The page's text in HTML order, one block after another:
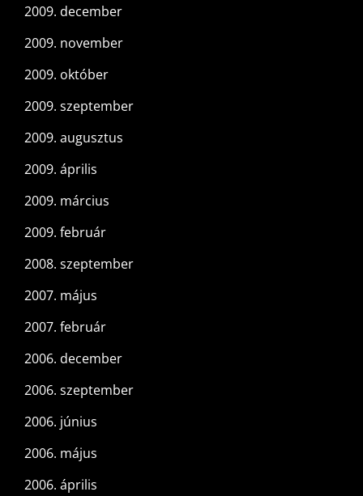
2009. december
2009. november
2009. október
2009. szeptember
2009. augusztus
2009. április
2009. március
2009. február
2008. szeptember
2007. május
2007. február
2006. december
2006. szeptember
2006. június
2006. május
2006. április